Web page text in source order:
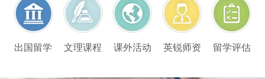
出国留学 文理课程 课外活动 英锐师资 留学评估